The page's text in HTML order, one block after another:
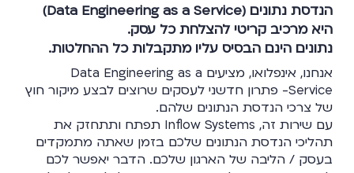
הנדסת נתונים (Data Engineering as a Service)
היא מרכיב קריטי להצלחת כל עסק.
נתונים הינם הבסיס עליו מתקבלות כל ההחלטות.
אנחנו, אינפלואו, מציעים Data Engineering as a
Service- פתרון חדשני לעסקים שרוצים לבצע מיקור חוץ
של צרכי הנדסת הנתונים שלהם.
עם שירות זה, Inflow Systems תפתח ותתחזק את
תהליכי הנדסת הנתונים שלכם בזמן שאתה מתמקדים
בעסק / הליבה של הארגון שלכם. הדבר יאפשר לכם